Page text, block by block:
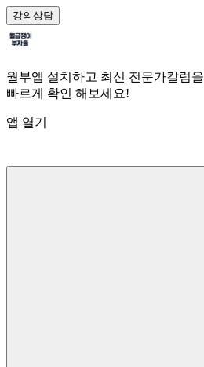
강의상담
월부앱 설치하고 최신 전문가칼럼을
빠르게 확인 해보세요!
앱 열기